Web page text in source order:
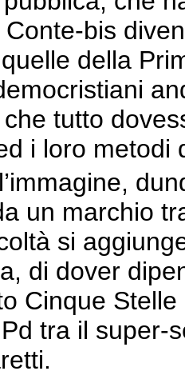
bis
della
tutto
i loro metodi
un marchio
si
di dover
Cinque
tra il super-